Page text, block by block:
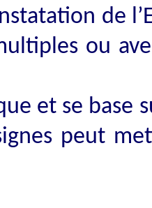
de
ou
et se base
peut